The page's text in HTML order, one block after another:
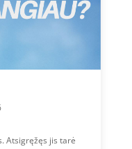
Atsigręžęs jis tarė